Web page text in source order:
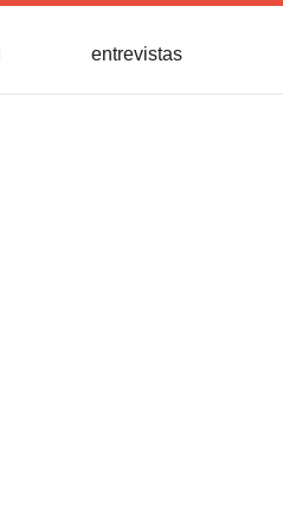
entrevistas